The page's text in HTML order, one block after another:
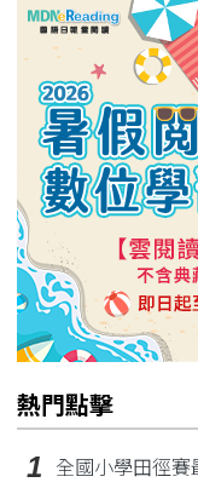
熱門點擊
1 全國小學田徑賽最